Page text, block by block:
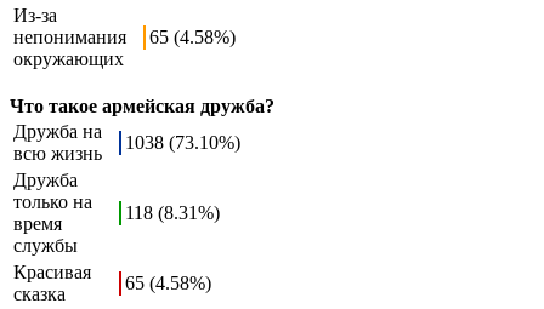
Из-за
непонимания
окружающих
65 (4.58%)
Что такое армейская дружба?
Дружба на
всю жизнь
1038 (73.10%)
Дружба
только на
время
службы
118 (8.31%)
Красивая
сказка
65 (4.58%)